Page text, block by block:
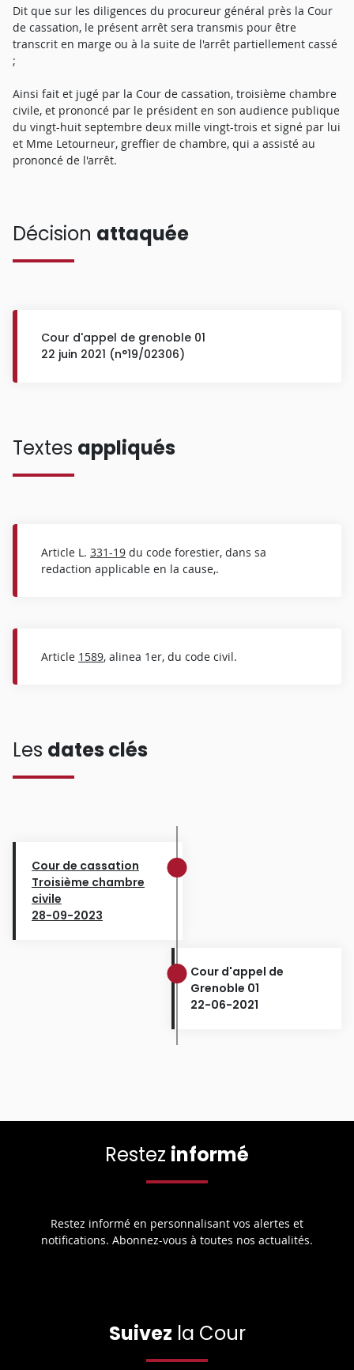
Dit que sur les diligences du procureur général près la Cour
de cassation, le présent arrêt sera transmis pour être
transcrit en marge ou à la suite de l'arrêt partiellement cassé
;
Ainsi fait et jugé par la Cour de cassation, troisième chambre
civile, et prononcé par le président en son audience publique
du vingt-huit septembre deux mille vingt-trois et signé par lui
et Mme Letourneur, greffier de chambre, qui a assisté au
prononcé de l'arrêt.
Décision attaquée
Cour d'appel de grenoble 01
22 juin 2021 (n°19/02306)
Textes appliqués
Article L. 331-19 du code forestier, dans sa
redaction applicable en la cause,.
Article 1589, alinea 1er, du code civil.
Les dates clés
Cour de cassation
Troisième chambre
civile
28-09-2023
Cour d'appel de
Grenoble 01
22-06-2021
Restez informé
Restez informé en personnalisant vos alertes et
notifications. Abonnez-vous à toutes nos actualités.
Suivez la Cour